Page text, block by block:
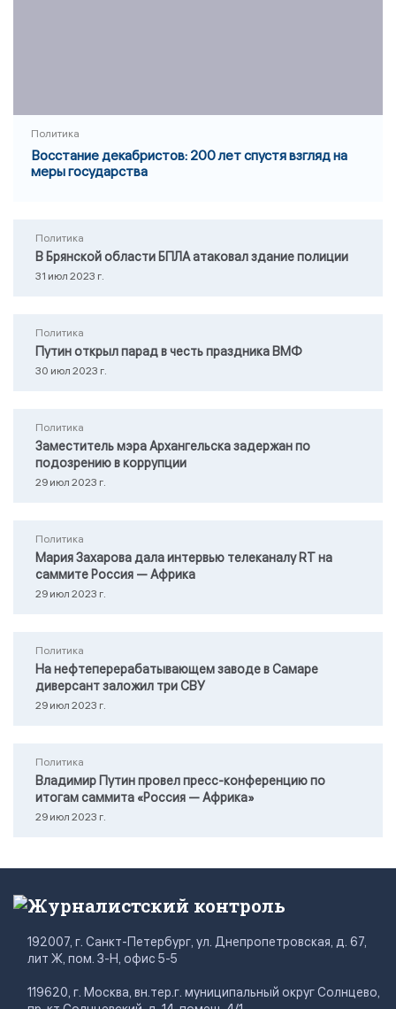
Политика
Восстание декабристов: 200 лет спустя взгляд на
меры государства
Политика
В Брянской области БПЛА атаковал здание полиции
31 июл 2023 г.
Политика
Путин открыл парад в честь праздника ВМФ
30 июл 2023 г.
Политика
Заместитель мэра Архангельска задержан по
подозрению в коррупции
29 июл 2023 г.
Политика
Мария Захарова дала интервью телеканалу RТ на
саммите Россия — Африка
29 июл 2023 г.
Политика
На нефтеперерабатывающем заводе в Самаре
диверсант заложил три СВУ
29 июл 2023 г.
Политика
Владимир Путин провел пресс-конференцию по
итогам саммита «Россия — Африка»
29 июл 2023 г.
Журналистский контроль
192007, г. Санкт-Петербург, ул. Днепропетровская, д. 67,
лит Ж, пом. 3-Н, офис 5-5
119620, г. Москва, вн.тер.г. муниципальный округ Солнцево,